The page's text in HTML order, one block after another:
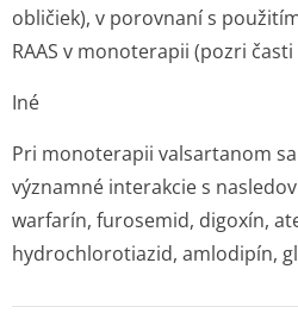
obličiek), v porovnaní s
RAAS v monoterapii (pozri časti
Iné
Pri monoterapii valsartanom
významné interakcie s
warfarín, furosemid, digoxín,
hydrochlorotiazid, amlodipín,